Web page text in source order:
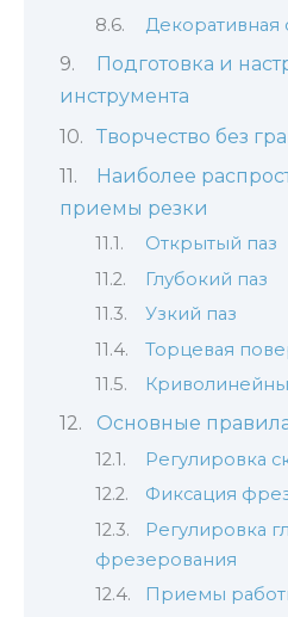
Декоративная
Подготовка и
инструмента
Творчество без
Наиболее
приемы резки
Открытый паз
Глубокий паз
Узкий паз
Торцевая
Основные
Регулировка
Фиксация
Регулировка
фрезерования
Приемы